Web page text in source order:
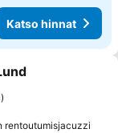
Katso hinnat
rentoutumisjacuzzi